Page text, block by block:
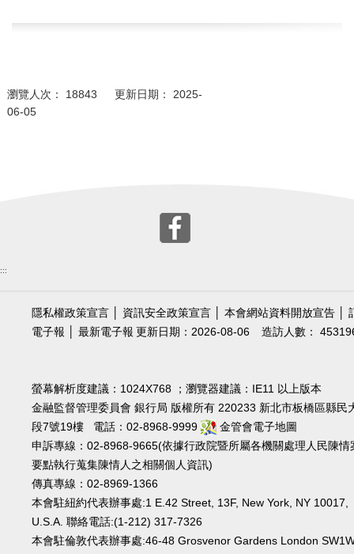
瀏覽人次： 18843 更新日期： 2025-
06-05
:::
隱私權政策宣言 資訊安全政策宣言 本會網站資料開放宣告
電子報
最新電子報 造訪人數：
更新日期：2026-08-06
螢幕解析度建議：1024X768 ；瀏覽器建議：IE11 以上版本
金融監督管理委員會 銀行局 版權所有 220233 新北市板橋區縣民
段7號19樓 電話：02-8968-9999
金管會電子地圖
申訴專線：02-8968-9665(依據行政院暨所屬各機關處理人民陳情
要點執行蒐集陳情人之相關個人資訊)
傳真專線：02-8969-1366
本會駐紐約代表辦事處:1 E.42 Street, 13F, New York, NY 10017,
U.S.A. 聯絡電話:(1-212) 317-7326
本會駐倫敦代表辦事處:46-48 Grosvenor Gardens London